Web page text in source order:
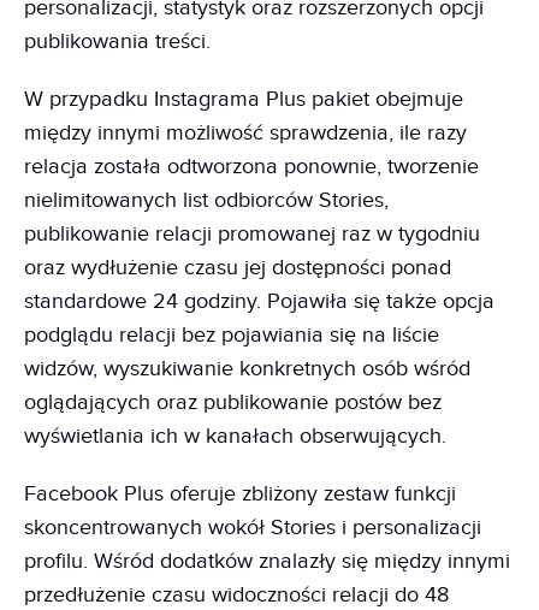
personalizacji, statystyk oraz rozszerzonych opcji
publikowania treści.
W przypadku Instagrama Plus pakiet obejmuje
między innymi możliwość sprawdzenia, ile razy
relacja została odtworzona ponownie, tworzenie
nielimitowanych list odbiorców Stories,
publikowanie relacji promowanej raz w tygodniu
oraz wydłużenie czasu jej dostępności ponad
standardowe 24 godziny. Pojawiła się także opcja
podglądu relacji bez pojawiania się na liście
widzów, wyszukiwanie konkretnych osób wśród
oglądających oraz publikowanie postów bez
wyświetlania ich w kanałach obserwujących.
Facebook Plus oferuje zbliżony zestaw funkcji
skoncentrowanych wokół Stories i personalizacji
profilu. Wśród dodatków znalazły się między innymi
przedłużenie czasu widoczności relacji do 48